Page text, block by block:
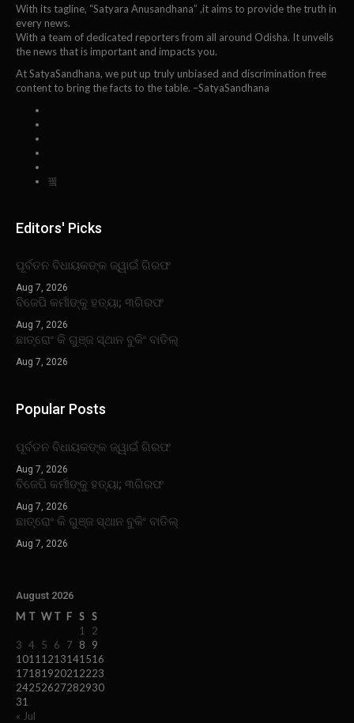
With its tagline, “Satyara Anusandhana” ,it aims to provide the truth in
every news.
With a team of dedicated reporters from all around Odisha. It unveils
the news that is important and impacts you.
At SatyaSandhana, we put up truly unbiased and discrimination free
content to bring the facts to the table. –SatyaSandhana
Editors' Picks
ପୂର୍ବତନ ବିଧାୟକଙ୍କ ଜ୍ୱାଇଁ ଗିରଫ
Aug 7, 2026
ବିଜେପି କର୍ମୀଙ୍କୁ ହତ୍ୟା; ୩ଗିରଫ
Aug 7, 2026
ଛାତ୍ରୋଂ କି ଗୁଞ୍ଜ ସ୍ଥାନ ବୁକିଂ ବାତିଲ୍
Aug 7, 2026
Popular Posts
ପୂର୍ବତନ ବିଧାୟକଙ୍କ ଜ୍ୱାଇଁ ଗିରଫ
Aug 7, 2026
ବିଜେପି କର୍ମୀଙ୍କୁ ହତ୍ୟା; ୩ଗିରଫ
Aug 7, 2026
ଛାତ୍ରୋଂ କି ଗୁଞ୍ଜ ସ୍ଥାନ ବୁକିଂ ବାତିଲ୍
Aug 7, 2026
August 2026
M T W T F S S
1
2
3 4 5 6 7 8
9
1011 1213141516
1718192021 2223
24252627282930
31
« Jul